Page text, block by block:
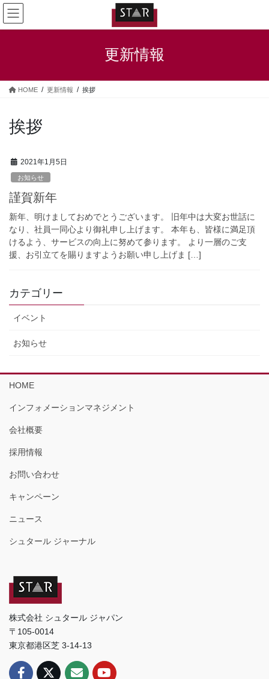
コ
ン
テ
ス
ナ
ビ
ゲ
ン
更新情報
HOME 更新情報 挨拶
挨拶
2021年1月5日
お知らせ
謹賀新年
新年、明けましておめでとうございます。 旧年中は大変お世話に
なり、社員一同心より御礼申し上げます。 本年も、皆様に満足頂
けるよう、サービスの向上に努めて参ります。 より一層のご支
援、お引立てを賜りますようお願い申し上げま […]
カテゴリー
イベント
お知らせ
HOME
インフォメーションマネジメント
会社概要
採用情報
お問い合わせ
キャンペーン
ニュース
シュタール ジャーナル
株式会社 シュタール ジャパン
〒105-0014
東京都港区芝 3-14-13